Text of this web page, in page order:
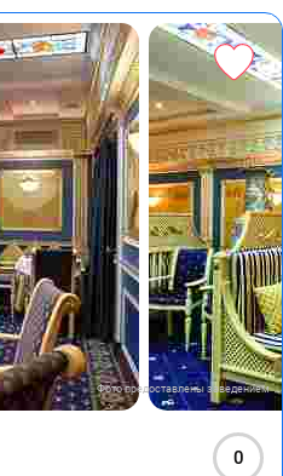
Фото предоставлены заведением
0